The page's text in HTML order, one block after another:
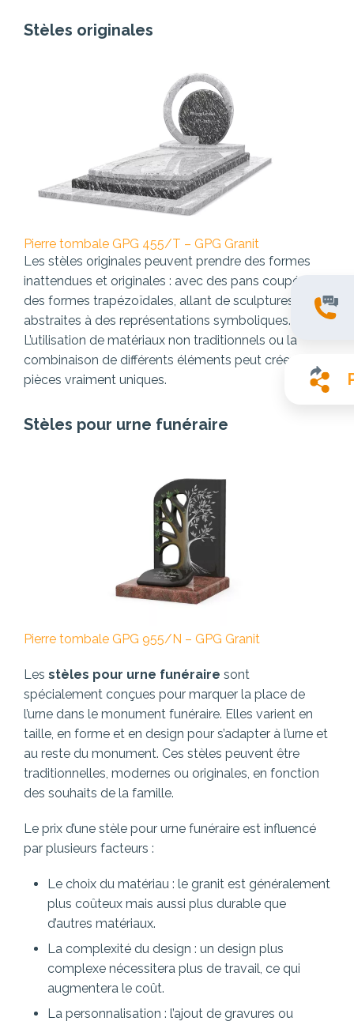
Stèles originales
Pierre tombale GPG 455/T – GPG Granit
Les stèles originales peuvent prendre des formes
inattendues et originales : avec des pans coupés ou
des formes trapézoïdales, allant de sculptures
abstraites à des représentations symboliques.
L’utilisation de matériaux non traditionnels ou la
combinaison de différents éléments peut créer des
pièces vraiment uniques.
Stèles pour urne funéraire
Pierre tombale GPG 955/N – GPG Granit
Les stèles pour urne funéraire sont
spécialement conçues pour marquer la place de
l’urne dans le monument funéraire. Elles varient en
taille, en forme et en design pour s’adapter à l’urne et
au reste du monument. Ces stèles peuvent être
traditionnelles, modernes ou originales, en fonction
des souhaits de la famille.
Le prix d’une stèle pour urne funéraire est influencé
par plusieurs facteurs :
Le choix du matériau : le granit est généralement
plus coûteux mais aussi plus durable que
d’autres matériaux.
La complexité du design : un design plus
complexe nécessitera plus de travail, ce qui
augmentera le coût.
La personnalisation : l’ajout de gravures ou